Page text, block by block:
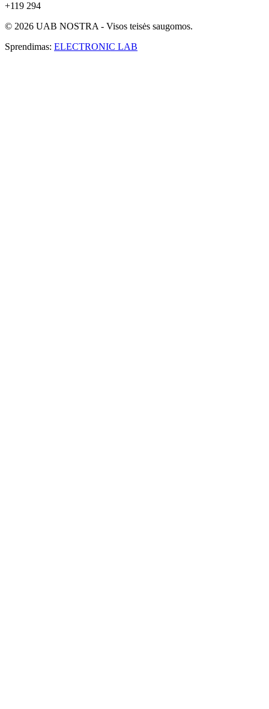
+119 294
© 2026 UAB NOSTRA - Visos teisės saugomos.
Sprendimas: ELECTRONIC LAB